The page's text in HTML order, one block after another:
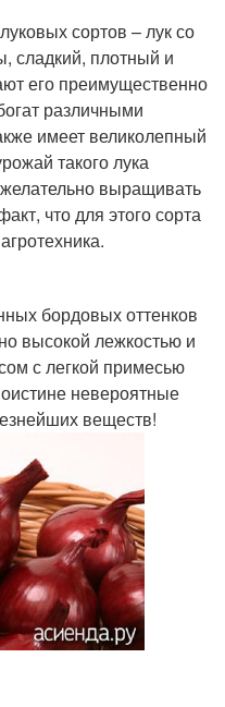
сортов – лук со
сладкий, плотный и
его преимущественно
различными
имеет великолепный
такого лука
выращивать
что для этого сорта
бордовых оттенков
высокой лежкостью и
с легкой примесью
невероятные
веществ!